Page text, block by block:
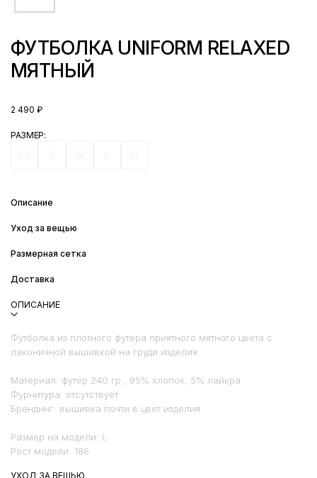
ФУТБОЛКА UNIFORM RELAXED
МЯТНЫЙ
2 490 ₽
РАЗМЕР
Описание
Уход за вещью
Размерная сетка
Доставка
ОПИСАНИЕ
Футболка из плотного футера приятного мятного цвета с
лаконичной вышивкой на груди изделия
Материал: футер 240 гр., 95% хлопок, 5% лайкра
Фурнитура: отсутствует
Брендинг: вышивка почти в цвет изделия
Размер на модели: L
Рост модели: 186
УХОД ЗА ВЕЩЬЮ